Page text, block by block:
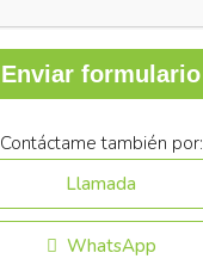
Enviar formulario
Contáctame también por:
Llamada
WhatsApp